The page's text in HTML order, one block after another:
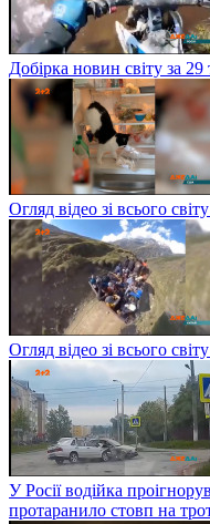
Добірка новин світу за
Огляд відео зі всього
Огляд відео зі всього
У Росії водійка
протаранило стовп на